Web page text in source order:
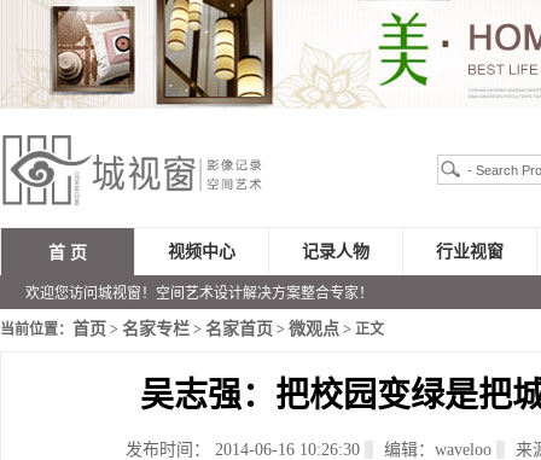
首 页
欢迎您访问城视窗！空间艺术设计解决方案整合专家！
视频中心 记录人物 行业视窗
当前位置： 首页 > 名家专栏 > 名家首页 > 微观点 > 正文
吴志强：把校园变绿是把
发布时间： 2014-06-16 10:26:30 编辑：waveloo 来